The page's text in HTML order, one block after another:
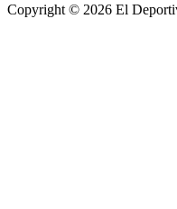
Copyright © 2026 El